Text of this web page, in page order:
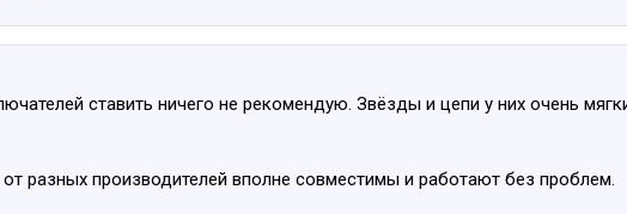
ставить ничего не рекомендую. Звёзды и цепи у них очень
разных производителей вполне совместимы и работают без проблем.